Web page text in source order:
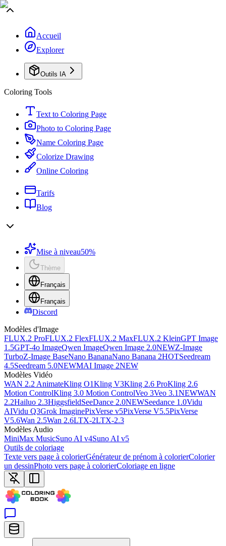
Accueil
Explorer
Outils IA
Coloring Tools
Text to Coloring Page
Photo to Coloring Page
Name Coloring Page
Colorize Drawing
Online Coloring
Tarifs
Blog
Mise à niveau50%
Thème
Français
Français
Discord
Modèles d'Image
FLUX.2 ProFLUX.2 FlexFLUX.2 MaxFLUX.2 KleinGPT Image
1.5GPT-4o ImageQwen ImageQwen Image 2.0NEWZ-Image
TurboZ-Image BaseNano BananaNano Banana 2HOTSeedream
4.5Seedream 5.0NEWMAI Image 2NEW
Modèles Vidéo
WAN 2.2 AnimateKling O1Kling V3Kling 2.6 ProKling 2.6
Motion ControlKling 3.0 Motion ControlVeo 3Veo 3.1NEWWAN
2.2Hailuo 2.3HiggsfieldSeeDance 2.0NEWSeedance 1.0Vidu
AIVidu Q3Grok ImaginePixVerse v5PixVerse V5.5PixVerse
V5.6Wan 2.5Wan 2.6LTX-2LTX-2.3
Modèles Audio
MiniMax MusicSuno AI v4Suno AI v5
Outils de coloriage
Texte vers page à colorierGénérateur de prénom à colorierColorier
un dessinPhoto vers page à colorierColoriage en ligne